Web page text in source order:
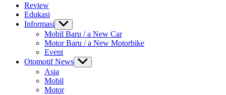
Review
Edukasi
Informasi Show
sub
menu
Mobil Baru / a New Car
Motor Baru / a New Motorbike
Event
Otomotif News Show
sub
Asia
Mobil
Motor